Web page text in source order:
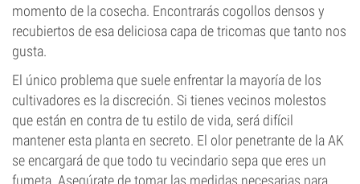
momento de la cosecha. Encontrarás cogollos densos y
recubiertos de esa deliciosa capa de tricomas que tanto nos
gusta.
El único problema que suele enfrentar la mayoría de los
cultivadores es la discreción. Si tienes vecinos molestos
que están en contra de tu estilo de vida, será difícil
mantener esta planta en secreto. El olor penetrante de la AK
se encargará de que todo tu vecindario sepa que eres un
fumeta. Asegúrate de tomar las medidas necesarias para